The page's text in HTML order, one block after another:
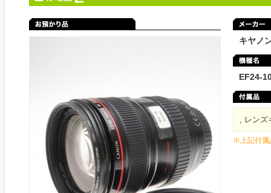
キヤノ
EF24-
, レンズ
※上記付属